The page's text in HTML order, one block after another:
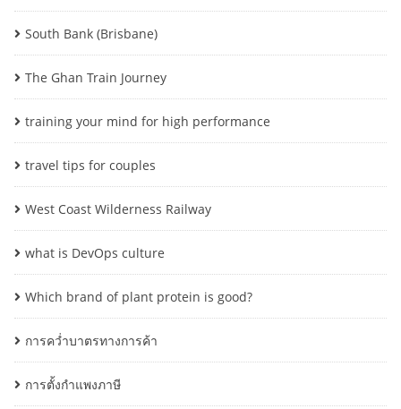
South Bank (Brisbane)
The Ghan Train Journey
training your mind for high performance
travel tips for couples
West Coast Wilderness Railway
what is DevOps culture
Which brand of plant protein is good?
การคว่ำบาตรทางการค้า
การตั้งกำแพงภาษี